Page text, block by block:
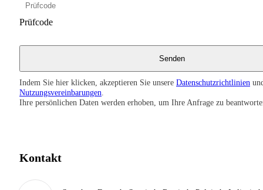
Prüfcode
Indem Sie hier klicken, akzeptieren Sie unsere Datenschutzrichtlinien
Nutzungsvereinbarungen.
Ihre persönlichen Daten werden erhoben, um Ihre Anfrage zu
Kontakt